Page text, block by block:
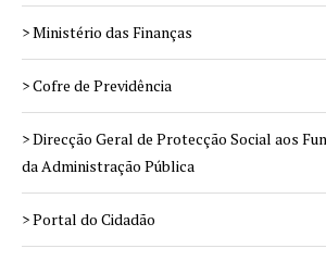
> Ministério das Finanças
> Cofre de Previdência
> Direcção Geral de Protecção Social aos
da Administração Pública
> Portal do Cidadão